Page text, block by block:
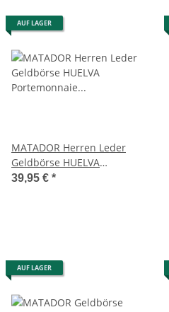
AUF LAGER
MATADOR Herren Leder
Geldbörse HUELVA
Portemonnaie RFID Schwarz
39,95 € *
AUF LAGER